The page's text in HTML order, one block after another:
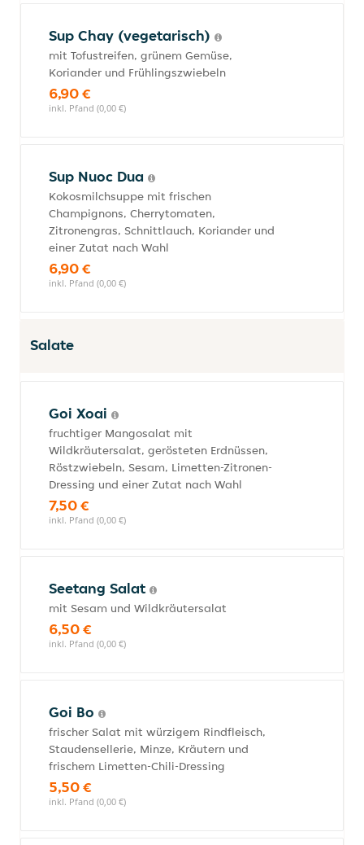
Sup Chay (vegetarisch)
mit Tofustreifen, grünem Gemüse,
Koriander und Frühlingszwiebeln
6,90 €
inkl. Pfand (0,00 €)
Sup Nuoc Dua
Kokosmilchsuppe mit frischen
Champignons, Cherrytomaten,
Zitronengras, Schnittlauch, Koriander und
einer Zutat nach Wahl
6,90 €
inkl. Pfand (0,00 €)
Salate
Goi Xoai
fruchtiger Mangosalat mit
Wildkräutersalat, gerösteten Erdnüssen,
Röstzwiebeln, Sesam, Limetten-Zitronen-
Dressing und einer Zutat nach Wahl
7,50 €
inkl. Pfand (0,00 €)
Seetang Salat
mit Sesam und Wildkräutersalat
6,50 €
inkl. Pfand (0,00 €)
Goi Bo
frischer Salat mit würzigem Rindfleisch,
Staudensellerie, Minze, Kräutern und
frischem Limetten-Chili-Dressing
5,50 €
inkl. Pfand (0,00 €)